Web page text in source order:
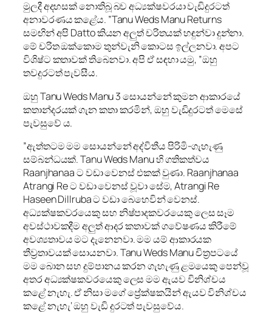
මුලදී අදහසක් නොතිබූ බව අධ්‍යක්ෂවරයා වැඩිදුරටත්
අනාවරණය කළේය. ”Tanu Weds Manu Returns
සමඟින් අපි Datto කියන අලුත් චරිතයක් හඳුන්වා දුන්නා.
මේ චරිත ඔක්කොම තුන්වැනි කොටස ඉල්ලනවා. අපට
විශිෂ්ට කතාවක් තිබෙනවා. අපි ඒ සඳහා යමු, ”ඔහු
තවදුරටත් පැවසීය.
ඔහු Tanu Weds Manu 3 සොයන්නේ කුමන ආකාරයේ
කතාන්දරයක් ගැන කතා කරමින්, ඔහු වැඩිදුරටත් මෙසේ
පැවසුවේ ය.
”ඇත්තටම මම සොයන්නේ අද්විතීය පිරිමි-ගැහැණු
සම්බන්ධයක්. Tanu Weds Manu හි ගතිකත්වය
Raanjhanaa ට වඩා වෙනස් එකක් වුණා. Raanjhanaa
Atrangi Re ට වඩා වෙනස් වූවා සේම, Atrangi Re
Haseen Dillruba ට වඩා බෙහෙවින් වෙනස්.
අධ්‍යක්ෂකවරයෙකු සහ නිෂ්පාදකවරයෙකු ලෙස සෑම
අවස්ථාවකදීම අලුත් ආදර කතාවක් ගවේෂණය කිරීමේ
අවශ්‍යතාවය මට දැනෙනවා. මම යම් ආකාරයක
තීව්‍රතාවයක් සොයනවා. Tanu Weds Manu චිත්‍රපටයේ
මම බොන සහ දුම්පානය කරන ගැහැණු ළමයෙකු පෙන්වූ
අතර අධ්‍යක්ෂකවරයෙකු ලෙස මම ඇයව විනිශ්චය
කළේ නැහැ. ඒ නිසා මගේ ප්‍රේක්ෂකයින් ඇයව විනිශ්චය
කළේ නැහැ‘ ඔහු වැඩි දුරටත් පැවසුවේය.